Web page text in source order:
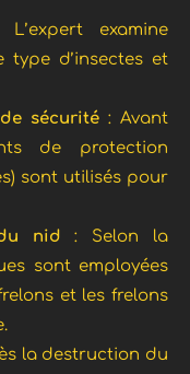
L’expert examine
type d’insectes et
sécurité : Avant
de protection
sont utilisés pour
nid
: Selon la
sont employées
et les frelons
la destruction du